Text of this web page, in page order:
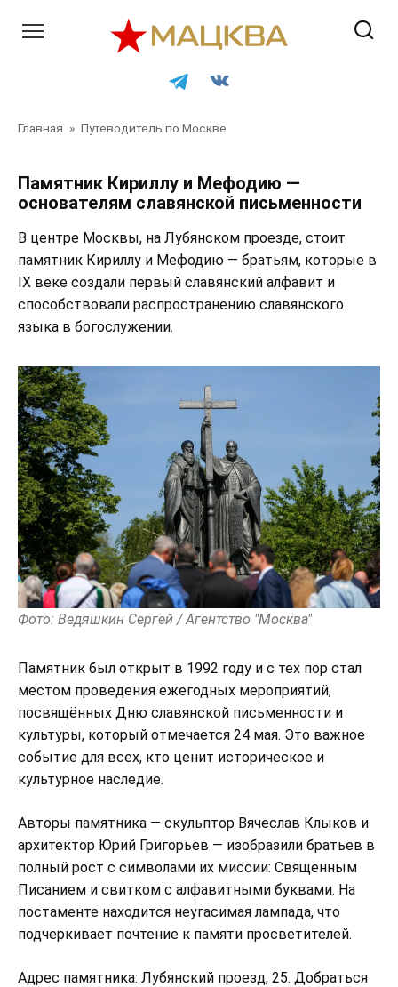
Главная » Путеводитель по Москве
Памятник Кириллу и Мефодию —
основателям славянской письменности
В центре Москвы, на Лубянском проезде, стоит
памятник Кириллу и Мефодию — братьям, которые в
IX веке создали первый славянский алфавит и
способствовали распространению славянского
языка в богослужении.
Фото: Ведяшкин Сергей / Агентство "Москва"
Памятник был открыт в 1992 году и с тех пор стал
местом проведения ежегодных мероприятий,
посвящённых Дню славянской письменности и
культуры, который отмечается 24 мая. Это важное
событие для всех, кто ценит историческое и
культурное наследие.
Авторы памятника — скульптор Вячеслав Клыков и
архитектор Юрий Григорьев — изобразили братьев в
полный рост с символами их миссии: Священным
Писанием и свитком с алфавитными буквами. На
постаменте находится неугасимая лампада, что
подчеркивает почтение к памяти просветителей.
Адрес памятника: Лубянский проезд, 25. Добраться